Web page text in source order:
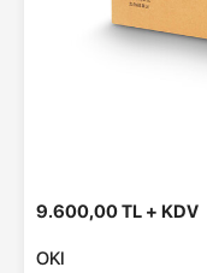
9.600,00 TL + KDV
OKI